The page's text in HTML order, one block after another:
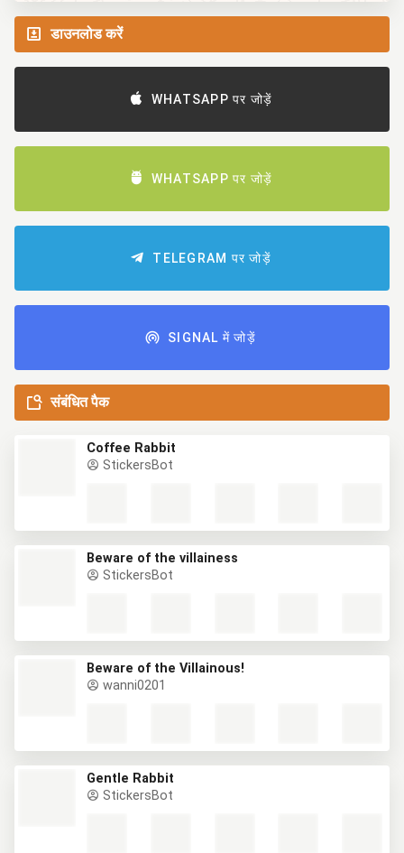
डाउनलोड करें
WHATSAPP पर जोड़ें
WHATSAPP पर जोड़ें
TELEGRAM पर जोड़ें
SIGNAL में जोड़ें
संबंधित पैक
Coffee Rabbit
StickersBot
Beware of the villainess
StickersBot
Beware of the Villainous!
wanni0201
Gentle Rabbit
StickersBot